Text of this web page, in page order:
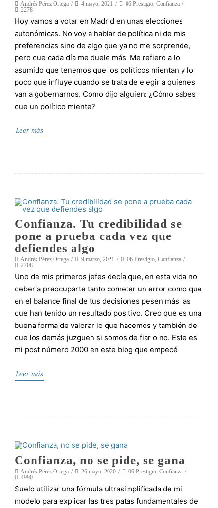
Andrés Pérez Ortega 4 mayo, 2021 06.Prestigio, Confianza
2278
Hoy vamos a votar en Madrid en unas elecciones
autonómicas. No voy a hablar de política ni de mis
preferencias sino de algo que ya no me sorprende,
pero que cada día me duele más. Me refiero a lo
asumido que tenemos que los políticos mientan y lo
poco que influye cuando se trata de elegir a quienes
van a gobernarnos. Como dijo alguien: ¿Cómo sabes
que un político miente?
Leer más
Confianza. Tu credibilidad se
pone a prueba cada vez que
defiendes algo
Andrés Pérez Ortega 9 marzo, 2021 06.Prestigio, Confianza
2708
Uno de mis primeros jefes decía que, en esta vida no
debería preocuparte tanto cometer un error como que
en el balance final de tus decisiones pesen más las
que han tenido un resultado positivo. Creo que es una
buena forma de valorar lo que hacemos y también de
que los demás juzguen si somos de fiar o no. Este es
mi post número 2000 en este blog que empecé
Leer más
Confianza, no se pide, se gana
Andrés Pérez Ortega 26 mayo, 2020 06.Prestigio, Confianza
4990
Suelo utilizar una fórmula ultrasimplificada de mi
modelo para explicar las tres patas fundamentales de